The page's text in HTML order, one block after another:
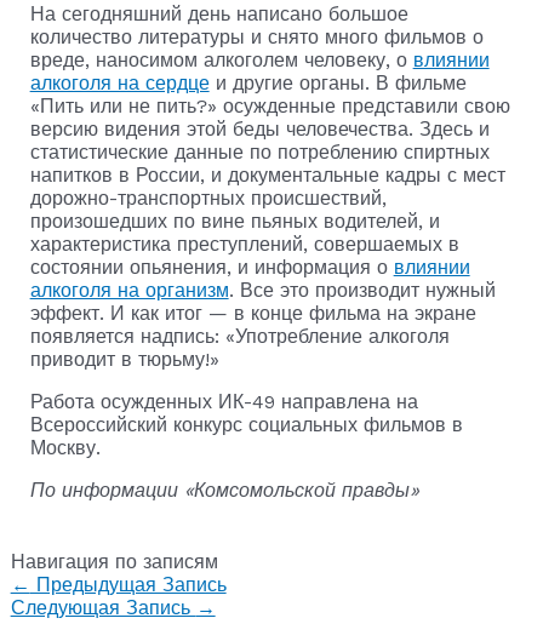
На сегодняшний день написано большое
количество литературы и снято много фильмов о
вреде, наносимом алкоголем человеку, о влиянии
алкоголя на сердцеи другие органы. В фильме
«Пить или не пить?» осужденные представили свою
версию видения этой беды человечества. Здесь и
статистические данные по потреблению спиртных
напитков в России, и документальные кадры с мест
дорожно-транспортных происшествий,
произошедших по вине пьяных водителей, и
характеристика преступлений, совершаемых в
состоянии опьянения, и информация о влиянии
алкоголя на организм. Все это производит нужный
эффект. И как итог — в конце фильма на экране
появляется надпись: «Употребление алкоголя
приводит в тюрьму!»
Работа осужденных ИК-49 направлена на
Всероссийский конкурс социальных фильмов в
Москву.
По информации «Комсомольской правды»
Навигация по записям
← Предыдущая Запись
Следующая Запись →